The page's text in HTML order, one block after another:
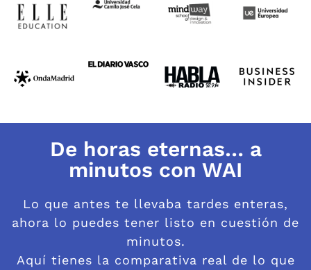
De horas eternas… a
minutos con WAI
Lo que antes te llevaba tardes enteras,
ahora lo puedes tener listo en cuestión de
minutos.
Aquí tienes la comparativa real de lo que